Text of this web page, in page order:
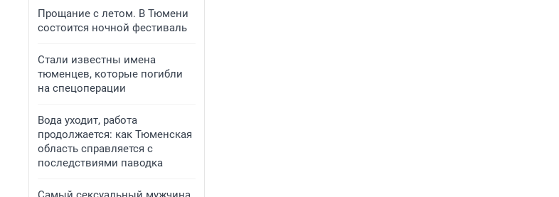
Прощание с летом. В Тюмени
состоится ночной фестиваль
Стали известны имена
тюменцев, которые погибли
на спецоперации
Вода уходит, работа
продолжается: как Тюменская
область справляется с
последствиями паводка